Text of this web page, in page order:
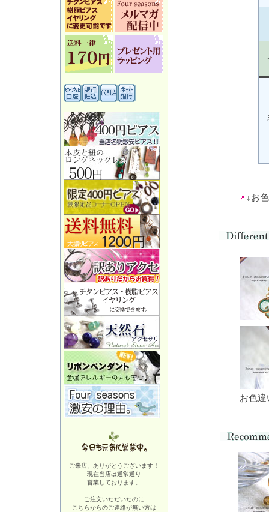
ご来店、ありがとうございます！
現在当店は通常通り
営業しております。
ご注文いただいたのに
こちらからのご連絡が無い方は
↓お
お色